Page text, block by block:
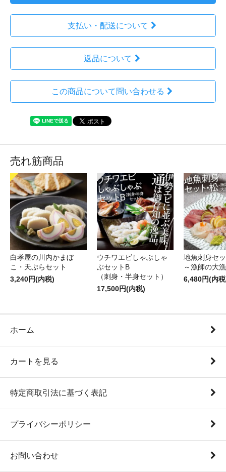
支払い・配送について
返品について
この商品について問い合わせる
売れ筋商品
白孝屋の川内かまぼ
こ・天ぷらセット
3,240円(内税)
ウチワエビしゃぶしゃ
ぶセットB
（刺身・半身セット）
17,500円(内税)
地魚刺身セ
～漁師の大
6,480円(内
ホーム
カートを見る
特定商取引法に基づく表記
プライバシーポリシー
お問い合わせ